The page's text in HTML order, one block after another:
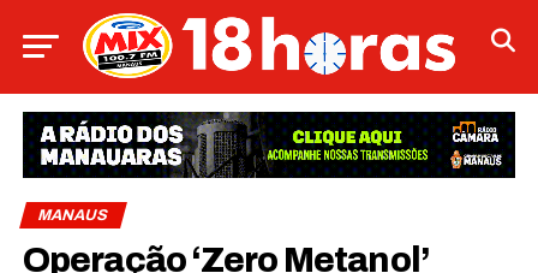
MANAUS
Operação ‘Zero Metanol’